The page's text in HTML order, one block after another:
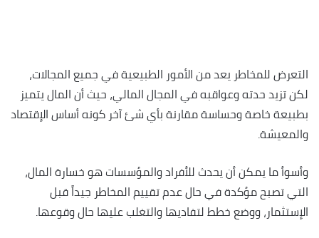
التعرض للمخاطر يعد من الأمور الطبيعية في جميع المجالات،
لكن تزيد حدته وعواقبه في المجال المالي، حيث أن المال يتميز
بطبيعة خاصة وحساسة مقارنة بأي شئ آخر كونه أساس الإقتصاد
والمعيشة.
وأسوأ ما يمكن أن يحدث للأفراد والمؤسسات هو خسارة المال،
التي تصبح مؤكدة في حال عدم تقييم المخاطر جيداً قبل
الإستثمار، ووضع خطط لتفاديها والتغلب عليها حال وقوعها.